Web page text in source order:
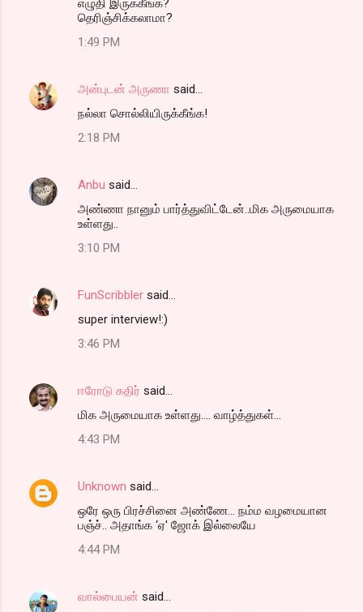
தெரிஞ்சிக்கலாமா?
1:49 PM
அன்புடன் அருணா said…
நல்லா சொல்லியிருக்கீங்க!
2:18 PM
Anbu said…
அண்ணா நானும் பார்த்துவிட்டேன்..மிக அருமையாக
உள்ளது..
3:10 PM
FunScribbler said…
super interview!:)
3:46 PM
ஈரோடு கதிர் said…
மிக அருமையாக உள்ளது.... வாழ்த்துகள்...
4:43 PM
Unknown said…
ஒரே ஒரு பிரச்சினை அண்ணே... நம்ம வழமையான
பஞ்ச்.. அதாங்க ‘ஏ' ஜோக் இல்லையே
4:44 PM
வால்பையன் said…